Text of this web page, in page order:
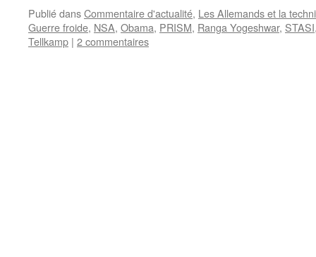
Publié dansCommentaire d'actualité, Les Allemands et la
Guerre froide, NSA, Obama, PRISM, Ranga Yogeshwar, STASI
Tellkamp | 2 commentaires